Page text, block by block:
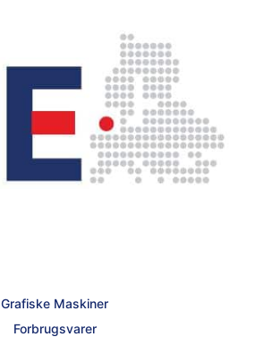
Grafiske Maskiner
Forbrugsvarer